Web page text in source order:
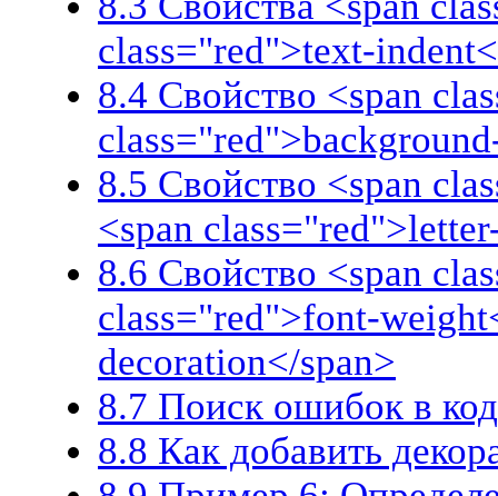
class="red">text-
8.4 Свойство <span
8.5 Свойство <span
<span
8.6 Свойство <span
class="red">font-
decoration</span>
8.7 Поиск ошибок в
8.8 Как добавить